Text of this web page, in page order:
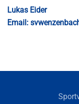
Lukas Eider
Email: